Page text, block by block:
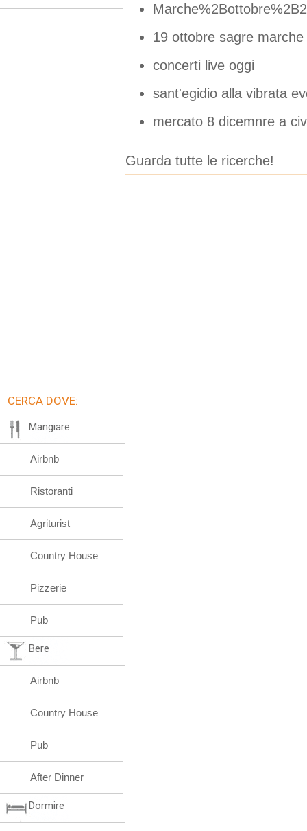
19 ottobre sagre marche
concerti live oggi
sant'egidio alla vibrata
mercato 8 dicemnre a
Guarda tutte le ricerche!
CERCA DOVE:
Mangiare
Airbnb
Ristoranti
Agriturist
Country House
Pizzerie
Pub
Bere
Airbnb
Country House
Pub
After Dinner
Dormire